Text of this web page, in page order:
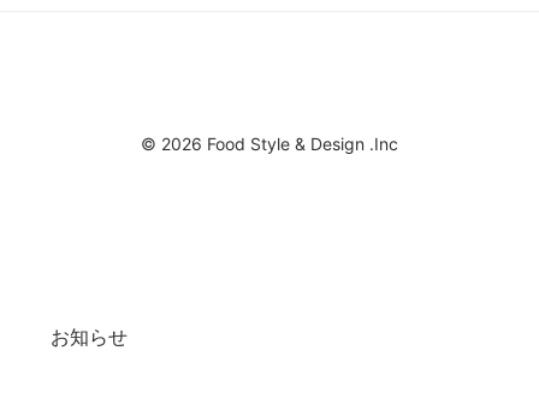
© 2026 Food Style & Design .Inc
お知らせ